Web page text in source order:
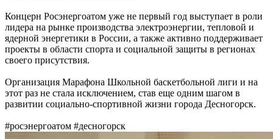
Концерн Росэнергоатом уже не первый год выступает в роли
лидера на рынке производства электроэнергии, тепловой и
ядерной энергетики в России, а также активно поддерживает
проекты в области спорта и социальной защиты в регионах
своего присутствия.
Организация Марафона Школьной баскетбольной лиги и на
этот раз не стала исключением, став еще одним шагом в
развитии социально-спортивной жизни города Десногорск.
#росэнергоатом #десногорск